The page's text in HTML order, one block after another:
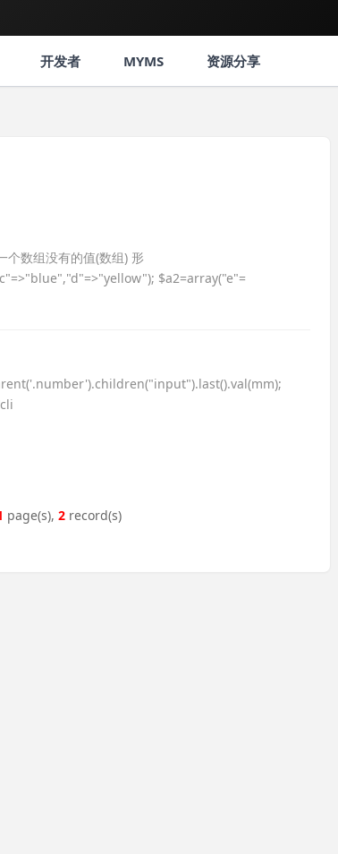
开发者 MYMS 资源分享
数组没有的值(数组) 形
$a2=array("e"=
page(s), 2 record(s)